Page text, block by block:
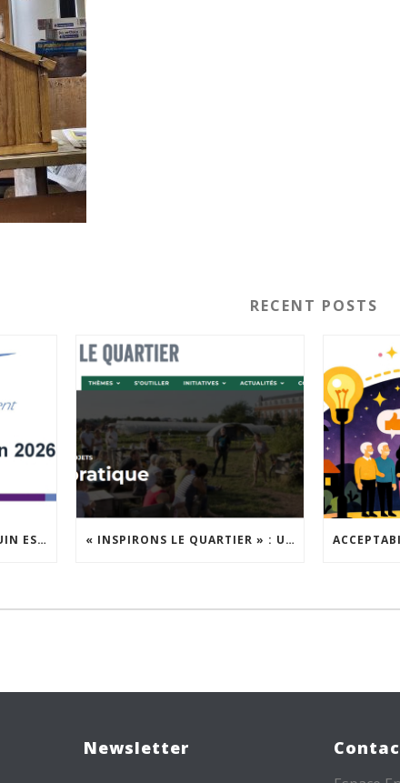
RECENT POSTS
NOTRE NEWSLETTER DE JUIN EST EN LIGNE ! « INSPIRONS LE QUARTIER » : UN NOUVEL APPEL À PROJETS EST LANCÉ !
Newsletter